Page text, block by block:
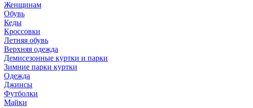
Женщинам
Обувь
Кеды
Кроссовки
Летняя обувь
Верхняя одежда
Демисезонные куртки и парки
Зимние парки куртки
Одежда
Джинсы
Футболки
Майки